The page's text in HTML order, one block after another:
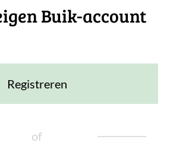
Buik-account
Registreren
of